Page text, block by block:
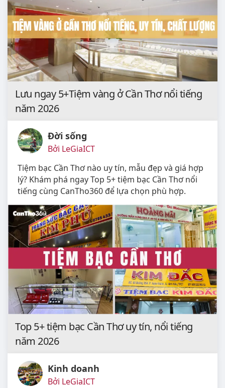
Lưu ngay 5+Tiệm vàng ở Cần Thơ nổi tiếng
năm 2026
Đời sống
Bởi LeGiaICT
Tiệm bạc Cần Thơ nào uy tín, mẫu đẹp và giá hợp
lý? Khám phá ngay Top 5+ tiệm bạc Cần Thơ nổi
tiếng cùng CanTho360 để lựa chọn phù hợp.
Top 5+ tiệm bạc Cần Thơ uy tín, nổi tiếng
năm 2026
Kinh doanh
Bởi LeGiaICT